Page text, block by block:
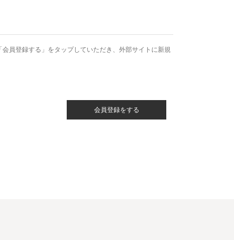
員登録する」をタップしていただき、外部サイトに新規
会員登録をする